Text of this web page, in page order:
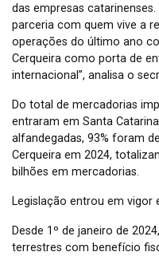
das empresas
parceria com quem vive a
operações do último ano
Cerqueira como porta de
internacional”, analisa o
Do total de mercadorias
entraram em Santa
alfandegadas, 93% foram
Cerqueira em 2024,
bilhões em mercadorias.
Legislação entrou em vigor
Desde 1º de janeiro de
terrestres com benefício